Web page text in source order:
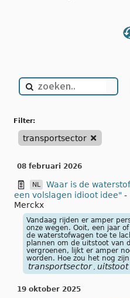
filter:
transportsector
08 februari 2026
NL
Waar is de
een volslagen idioot idee" -
Merckx
Vandaag rijden er amper
onze wegen. Ooit, een jaar
de waterstofwagen toe te
plannen om de uitstoot van
vergroenen, lijkt er amper
worden. Hoe zou het nog
transportsector uitstoot
19 oktober 2025